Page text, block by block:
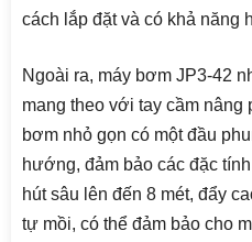
cách lắp đặt và có khả năng
Ngoài ra, máy bơm JP3-42
mang theo với tay cầm nâng
bơm nhỏ gọn có một đầu
hướng, đảm bảo các đặc
hút sâu lên đến 8 mét, đẩy
tự mồi, có thể đảm bảo cho